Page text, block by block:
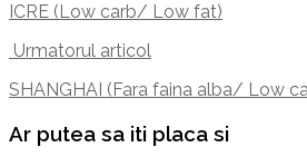
ICRE (Low carb/ Low fat)
Urmatorul articol
SHANGHAI (Fara faina alba/ Low
Ar putea sa iti placa si